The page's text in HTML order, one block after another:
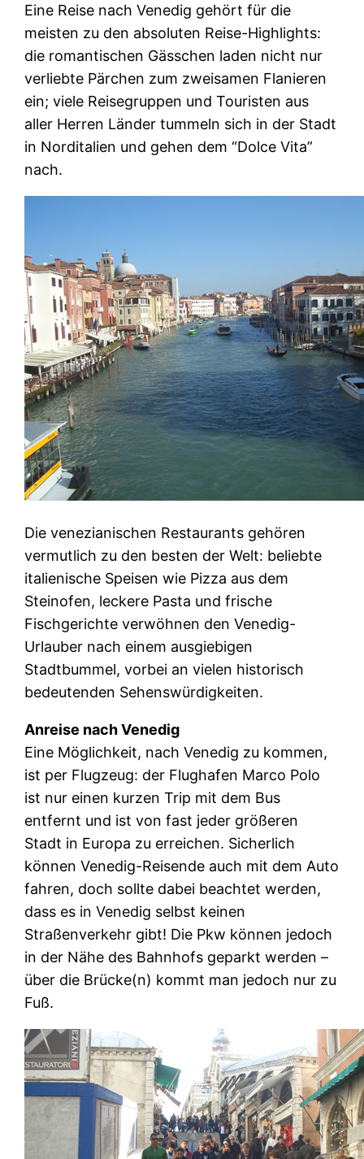
Eine Reise nach Venedig gehört für die
meisten zu den absoluten Reise-Highlights:
die romantischen Gässchen laden nicht nur
verliebte Pärchen zum zweisamen Flanieren
ein; viele Reisegruppen und Touristen aus
aller Herren Länder tummeln sich in der Stadt
in Norditalien und gehen dem “Dolce Vita”
nach.
Die venezianischen Restaurants gehören
vermutlich zu den besten der Welt: beliebte
italienische Speisen wie Pizza aus dem
Steinofen, leckere Pasta und frische
Fischgerichte verwöhnen den Venedig-
Urlauber nach einem ausgiebigen
Stadtbummel, vorbei an vielen historisch
bedeutenden Sehenswürdigkeiten.
Anreise nach Venedig
Eine Möglichkeit, nach Venedig zu kommen,
ist per Flugzeug: der Flughafen Marco Polo
ist nur einen kurzen Trip mit dem Bus
entfernt und ist von fast jeder größeren
Stadt in Europa zu erreichen. Sicherlich
können Venedig-Reisende auch mit dem Auto
fahren, doch sollte dabei beachtet werden,
dass es in Venedig selbst keinen
Straßenverkehr gibt! Die Pkw können jedoch
in der Nähe des Bahnhofs geparkt werden –
über die Brücke(n) kommt man jedoch nur zu
Fuß.